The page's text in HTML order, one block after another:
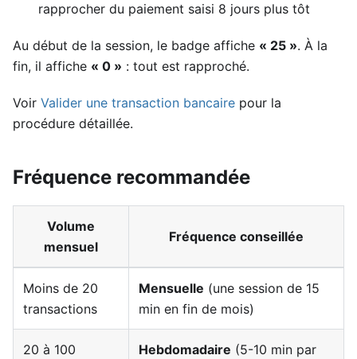
rapprocher du paiement saisi 8 jours plus tôt
Au début de la session, le badge affiche « 25 ». À la
fin, il affiche « 0 » : tout est rapproché.
Voir Valider une transaction bancaire pour la
procédure détaillée.
Fréquence recommandée
Volume
mensuel
Fréquence conseillée
Moins de 20
transactions
Mensuelle (une session de 15
min en fin de mois)
20 à 100
Hebdomadaire (5-10 min par